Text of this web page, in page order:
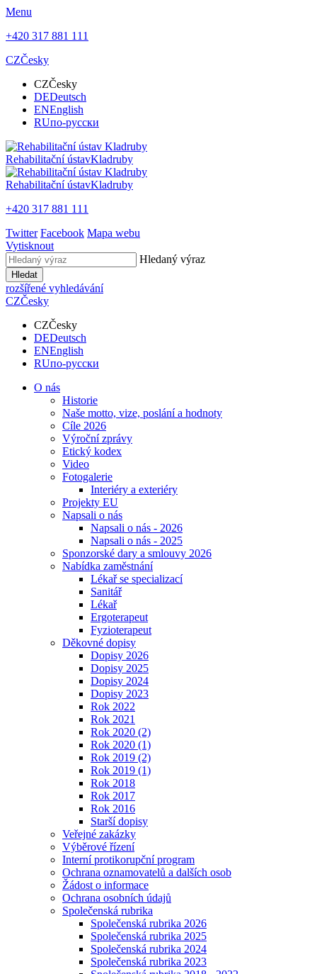
Menu
+420 317 881 111
CZČesky
CZČesky
DEDeutsch
ENEnglish
RUпо-русски
Rehabilitační ústavKladruby
Rehabilitační ústavKladruby
+420 317 881 111
Twitter Facebook Mapa webu
Vytisknout
Hledaný výraz
Hledat
rozšířené vyhledávání
CZČesky
CZČesky
DEDeutsch
ENEnglish
RUпо-русски
O nás
Historie
Naše motto, vize, poslání a hodnoty
Cíle 2026
Výroční zprávy
Etický kodex
Video
Fotogalerie
Interiéry a exteriéry
Projekty EU
Napsali o nás
Napsali o nás - 2026
Napsali o nás - 2025
Sponzorské dary a smlouvy 2026
Nabídka zaměstnání
Lékař se specializací
Sanitář
Lékař
Ergoterapeut
Fyzioterapeut
Děkovné dopisy
Dopisy 2026
Dopisy 2025
Dopisy 2024
Dopisy 2023
Rok 2022
Rok 2021
Rok 2020 (2)
Rok 2020 (1)
Rok 2019 (2)
Rok 2019 (1)
Rok 2018
Rok 2017
Rok 2016
Starší dopisy
Veřejné zakázky
Výběrové řízení
Interní protikorupční program
Ochrana oznamovatelů a dalších osob
Žádost o informace
Ochrana osobních údajů
Společenská rubrika
Společenská rubrika 2026
Společenská rubrika 2025
Společenská rubrika 2024
Společenská rubrika 2023